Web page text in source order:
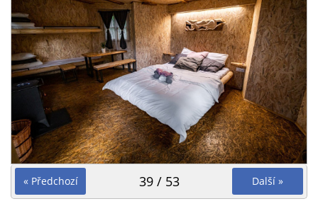
« Předchozí Další »
39 / 53